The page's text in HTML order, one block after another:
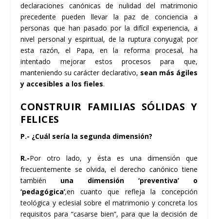
declaraciones canónicas de nulidad del matrimonio
precedente pueden llevar la paz de conciencia a
personas que han pasado por la difícil experiencia, a
nivel personal y espiritual, de la ruptura conyugal; por
esta razón, el Papa, en la reforma procesal, ha
intentado mejorar estos procesos para que,
manteniendo su carácter declarativo, sean más ágiles
y accesibles a los fieles.
CONSTRUIR FAMILIAS SÓLIDAS Y
FELICES
P.- ¿Cuál sería la segunda dimensión?
R.-Por otro lado, y ésta es una dimensión que
frecuentemente se olvida, el derecho canónico tiene
también una dimensión ‘preventiva’ o
‘pedagógica’,en cuanto que refleja la concepción
teológica y eclesial sobre el matrimonio y concreta los
requisitos para “casarse bien”, para que la decisión de